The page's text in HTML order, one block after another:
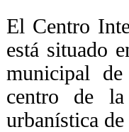
El Centro
está situado
municipal
centro de
urbanística